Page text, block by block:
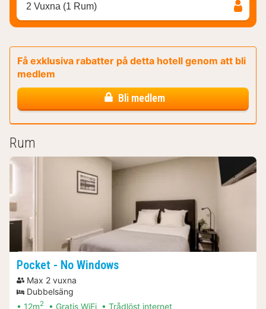
2 Vuxna (1 Rum)
Få exklusiva rabatter på detta hotell genom att bli
medlem
Bli medlem
Rum
Pocket - No Windows
Max 2 vuxna
Dubbelsäng
12m2 Gratis WiFi
Trådlöst internet